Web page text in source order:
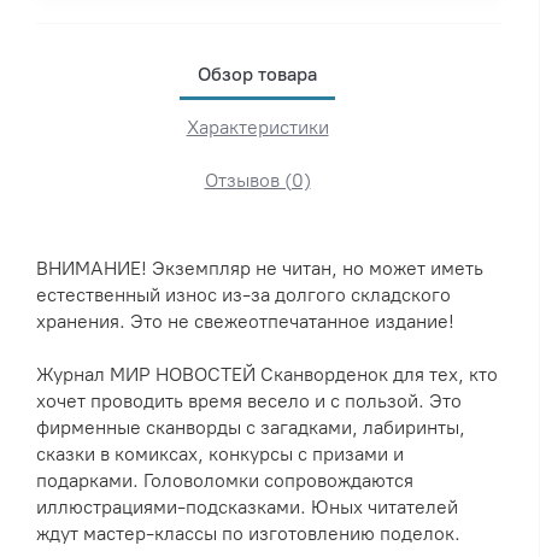
Обзор товара
Характеристики
Отзывов (0)
ВНИМАНИЕ! Экземпляр не читан, но может иметь
естественный износ из-за долгого складского
хранения. Это не свежеотпечатанное издание!
Журнал МИР НОВОСТЕЙ Сканворденок для тех, кто
хочет проводить время весело и с пользой. Это
фирменные сканворды с загадками, лабиринты,
сказки в комиксах, конкурсы с призами и
подарками. Головоломки сопровождаются
иллюстрациями-подсказками. Юных читателей
ждут мастер-классы по изготовлению поделок.